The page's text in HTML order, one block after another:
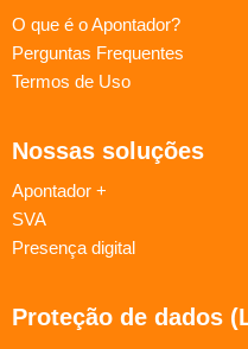
O que é o Apontador?
Perguntas Frequentes
Termos de Uso
Nossas soluções
Apontador +
SVA
Presença digital
Proteção de dados